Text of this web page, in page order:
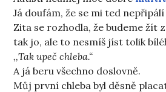
Já doufám, že se mi ted nepřipálí
Zita se rozhodla, že budeme žít
tak jo, ale to nesmíš jíst tolik
,,Tak upeč chleba.“
A já beru všechno doslovně.
Můj první chleba byl děsně